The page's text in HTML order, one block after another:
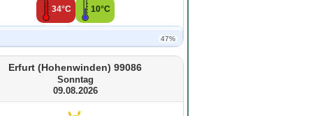
34°C 10°C
47%
Erfurt (Hohenwinden) 99086
Sonntag
09.08.2026